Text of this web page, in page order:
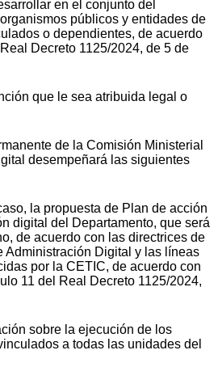
en el conjunto del
públicos y entidades de
o dependientes, de acuerdo
Decreto 1125/2024, de 5 de
que le sea atribuida legal o
de la Comisión Ministerial
desempeñará las siguientes
la propuesta de Plan de acción
digital del Departamento, que será
de acuerdo con las directrices de
Administración Digital y las líneas
por la CETIC, de acuerdo con
11 del Real Decreto 1125/2024,
sobre la ejecución de los
a todas las unidades del